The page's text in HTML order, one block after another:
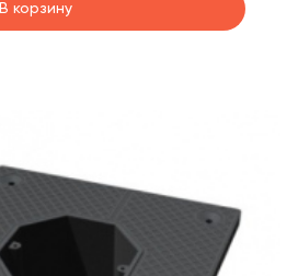
В корзину